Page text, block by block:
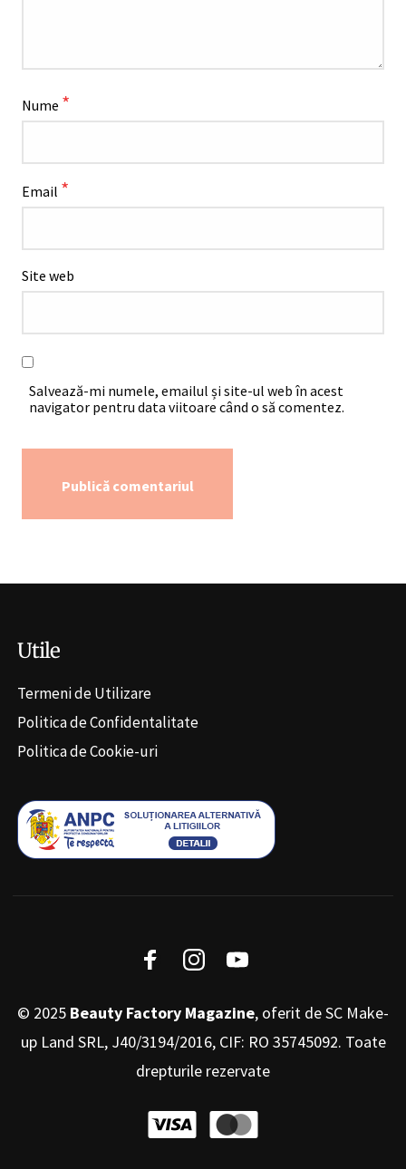
Nume *
Email *
Site web
Salvează-mi numele, emailul și site-ul web în acest
navigator pentru data viitoare când o să comentez.
Utile
Termeni de Utilizare
Politica de Confidentalitate
Politica de Cookie-uri
© 2025 Beauty Factory Magazine, oferit de SC Make-
up Land SRL, J40/3194/2016, CIF: RO 35745092. Toate
drepturile rezervate